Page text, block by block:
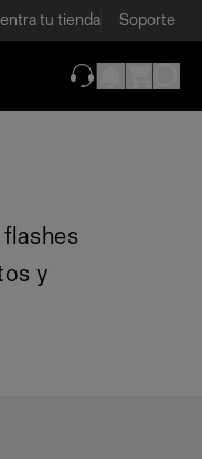
tu tienda Soporte
y